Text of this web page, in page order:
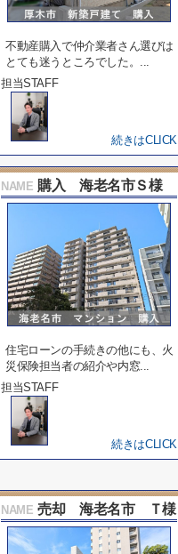
不動産購入で仲介業者さん選びは
とても迷うところでした。...
担当STAFF
続きはCLICK
NAME 購入 海老名市Ｓ様
住宅ローンの⼿続きの他にも、⽕
災保険担当者の紹介や内窓...
担当STAFF
続きはCLICK
NAME 売却 海老名市 Ｔ様